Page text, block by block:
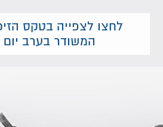
לחצו לצפייה בטקס
המשודר בערב יום